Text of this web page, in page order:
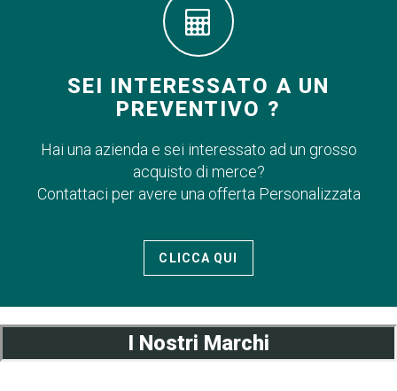
SEI INTERESSATO A UN
PREVENTIVO ?
Hai una azienda e sei interessato ad un grosso
acquisto di merce?
Contattaci per avere una offerta Personalizzata
CLICCA QUI
I Nostri Marchi